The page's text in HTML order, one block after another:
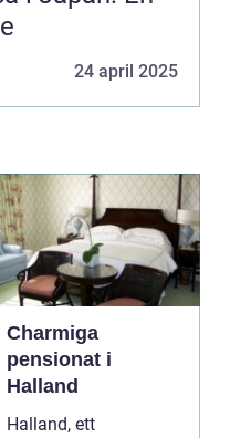
24 april 2025
Charmiga
pensionat i
Halland
Halland, ett